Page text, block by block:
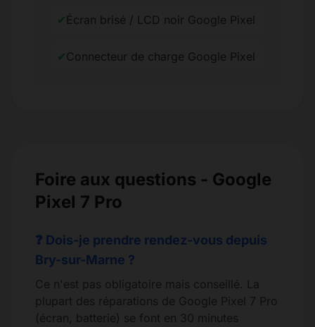
✔ Écran brisé / LCD noir Google Pixel
✔Connecteur de charge Google Pixel
Foire aux questions - Google
Pixel 7 Pro
❓ Dois-je prendre rendez-vous depuis
Bry-sur-Marne ?
Ce n'est pas obligatoire mais conseillé. La
plupart des réparations de Google Pixel 7 Pro
(écran, batterie) se font en 30 minutes